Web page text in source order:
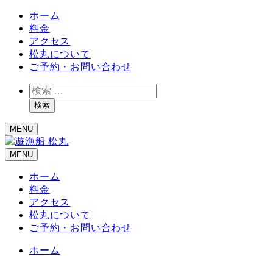
ホーム
料金
アクセス
松丸について
ご予約・お問い合わせ
検
索検索
MENU
MENU
ホーム
料金
アクセス
松丸について
ご予約・お問い合わせ
ホーム